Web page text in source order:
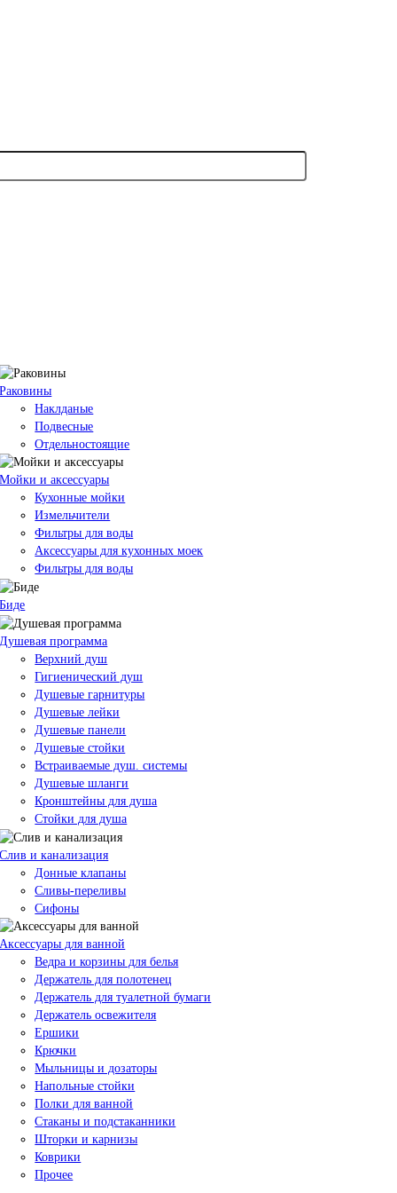
Раковины
Наклданые
Подвесные
Отдельностоящие
Мойки и аксессуары
Кухонные мойки
Измельчители
Фильтры для воды
Аксессуары для кухонных моек
Фильтры для воды
Биде
Душевая программа
Верхний душ
Гигиенический душ
Душевые гарнитуры
Душевые лейки
Душевые панели
Душевые стойки
Встраиваемые душ. системы
Душевые шланги
Кронштейны для душа
Стойки для душа
Слив и канализация
Донные клапаны
Сливы-переливы
Сифоны
Аксессуары для ванной
Ведра и корзины для белья
Держатель для полотенец
Держатель для туалетной бумаги
Держатель освежителя
Ершики
Крючки
Мыльницы и дозаторы
Напольные стойки
Полки для ванной
Стаканы и подстаканники
Шторки и карнизы
Коврики
Прочее